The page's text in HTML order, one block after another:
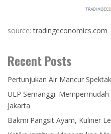
source:tradingeconomics.com
Recent Posts
Pertunjukan Air Mancur
ULP Semanggi:
Jakarta
Bakmi Pangsit Ayam, Kuliner